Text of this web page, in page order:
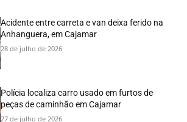
Acidente entre carreta e van deixa ferido na
Anhanguera, em Cajamar
28 de julho de 2026
Polícia localiza carro usado em furtos de
peças de caminhão em Cajamar
27 de julho de 2026